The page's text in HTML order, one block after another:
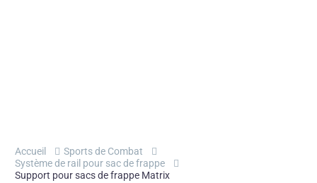
Accueil
Sports de Combat
Système de rail pour sac de frappe
Support pour sacs de frappe Matrix